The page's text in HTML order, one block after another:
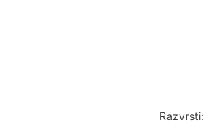
Razvrsti: